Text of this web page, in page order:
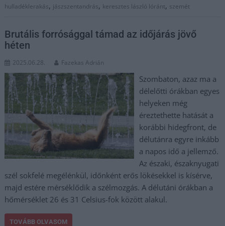
hulladéklerakás, jászszentandrás, keresztes lászló lóránt, szemét
Brutális forrósággal támad az időjárás jövő
héten
2025.06.28. Fazekas Adrián
Szombaton, azaz ma a
délelőtti órákban egyes
helyeken még
éreztethette hatását a
korábbi hidegfront, de
délutánra egyre inkább
a napos idő a jellemző.
Az északi, északnyugati
szél sokfelé megélénkül, időnként erős lökésekkel is kísérve,
majd estére mérséklődik a szélmozgás. A délutáni órákban a
hőmérséklet 26 és 31 Celsius-fok között alakul.
TOVÁBB OLVASOM